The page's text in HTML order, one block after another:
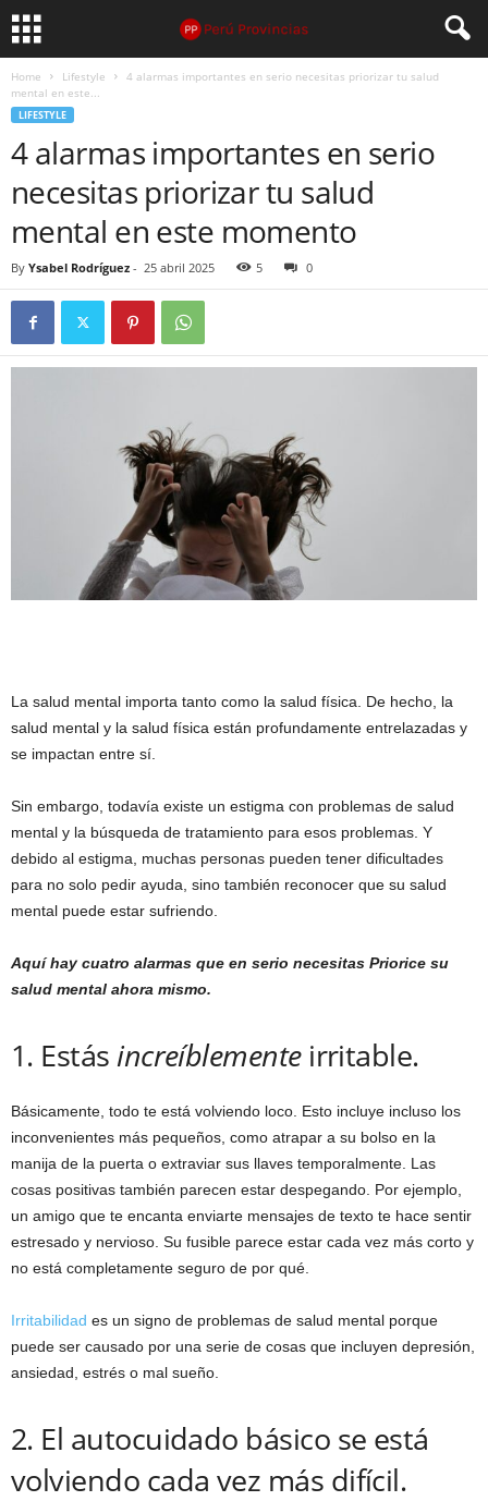
Home Lifestyle
4 alarmas importantes en serio necesitas priorizar tu salud
mental en este...
LIFESTYLE
4 alarmas importantes en serio
necesitas priorizar tu salud
mental en este momento
By Ysabel Rodríguez - 25 abril 2025 5 0
La salud mental importa tanto como la salud física. De hecho, la
salud mental y la salud física están profundamente entrelazadas y
se impactan entre sí.
Sin embargo, todavía existe un estigma con problemas de salud
mental y la búsqueda de tratamiento para esos problemas. Y
debido al estigma, muchas personas pueden tener dificultades
para no solo pedir ayuda, sino también reconocer que su salud
mental puede estar sufriendo.
Aquí hay cuatro alarmas que en serio necesitas Priorice su
salud mental ahora mismo.
1. Estásincreíblementeirritable.
Básicamente, todo te está volviendo loco. Esto incluye incluso los
inconvenientes más pequeños, como atrapar a su bolso en la
manija de la puerta o extraviar sus llaves temporalmente. Las
cosas positivas también parecen estar despegando. Por ejemplo,
un amigo que te encanta enviarte mensajes de texto te hace sentir
estresado y nervioso. Su fusible parece estar cada vez más corto y
no está completamente seguro de por qué.
Irritabilidad es un signo de problemas de salud mental porque
puede ser causado por una serie de cosas que incluyen depresión,
ansiedad, estrés o mal sueño.
2. El autocuidado básico se está
volviendo cada vez más difícil.